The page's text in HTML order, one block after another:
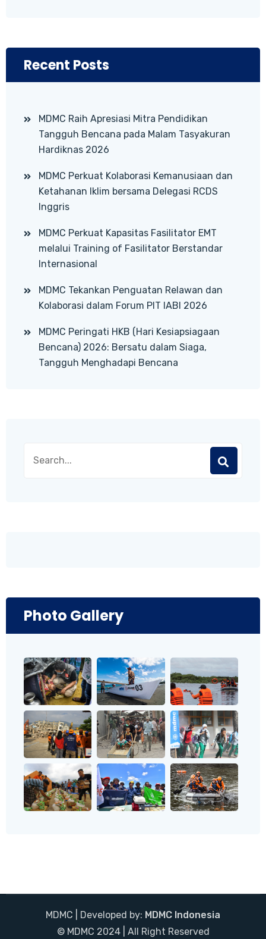
Recent Posts
MDMC Raih Apresiasi Mitra Pendidikan
Tangguh Bencana pada Malam Tasyakuran
Hardiknas 2026
MDMC Perkuat Kolaborasi Kemanusiaan dan
Ketahanan Iklim bersama Delegasi RCDS
Inggris
MDMC Perkuat Kapasitas Fasilitator EMT
melalui Training of Fasilitator Berstandar
Internasional
MDMC Tekankan Penguatan Relawan dan
Kolaborasi dalam Forum PIT IABI 2026
MDMC Peringati HKB (Hari Kesiapsiagaan
Bencana) 2026: Bersatu dalam Siaga,
Tangguh Menghadapi Bencana
Photo Gallery
MDMC | Developed by: MDMC Indonesia
© MDMC 2024 | All Right Reserved